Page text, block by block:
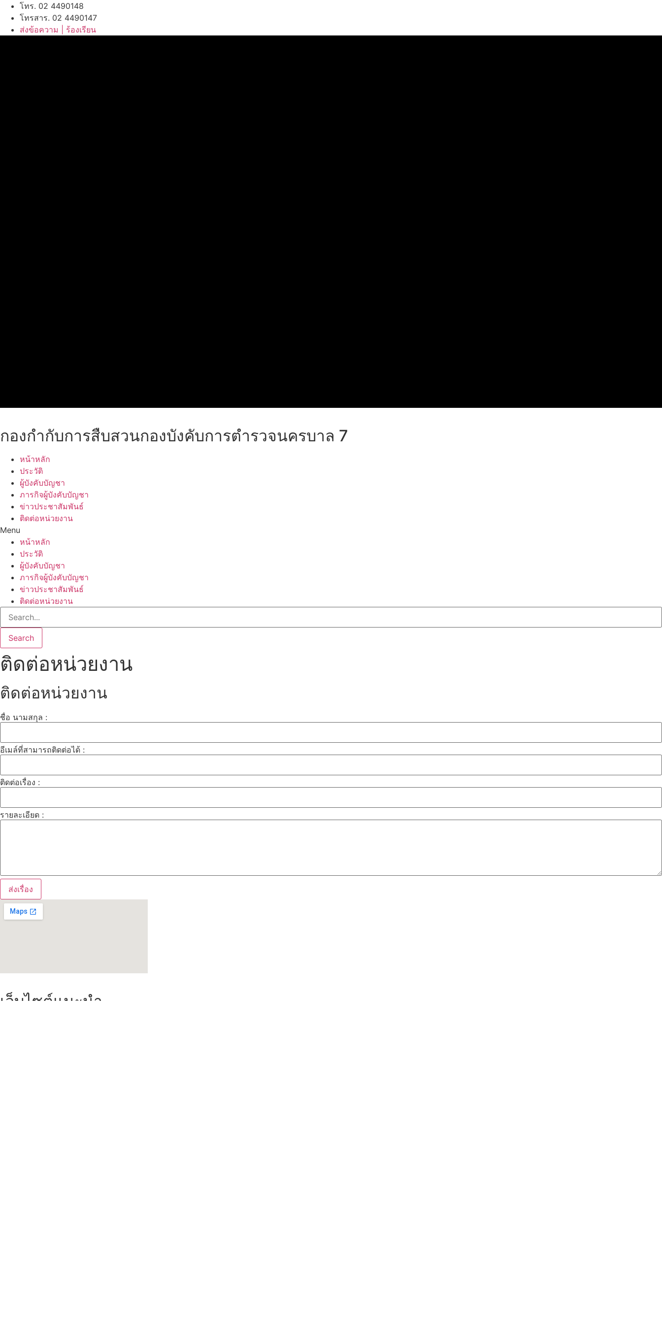
โทร. 02 4490148
โทรสาร. 02 4490147
ส่งข้อความ | ร้องเรียน
กองกำกับการสืบสวนกองบังคับการตำรวจนครบาล 7
หน้าหลัก
ประวัติ
ผู้บังคับบัญชา
ภารกิจผู้บังคับบัญชา
ข่าวประชาสัมพันธ์
ติดต่อหน่วยงาน
Menu
หน้าหลัก
ประวัติ
ผู้บังคับบัญชา
ภารกิจผู้บังคับบัญชา
ข่าวประชาสัมพันธ์
ติดต่อหน่วยงาน
Search
ติดต่อหน่วยงาน
ติดต่อหน่วยงาน
ชื่อ นามสกุล :
อีเมล์ที่สามารถติดต่อได้ :
ติดต่อเรื่อง :
รายละเอียด :
ส่งเรื่อง
เว็บไซต์แนะนำ